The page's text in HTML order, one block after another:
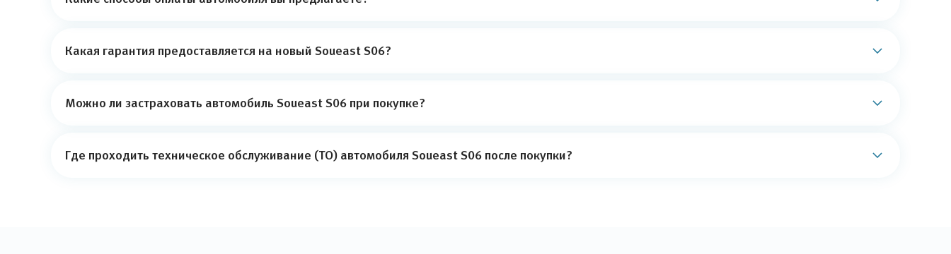
Какая гарантия предоставляется на новый Soueast S06?
Можно ли застраховать автомобиль Soueast S06 при покупке?
Где проходить техническое обслуживание (ТО) автомобиля Soueast S06 после покупки?